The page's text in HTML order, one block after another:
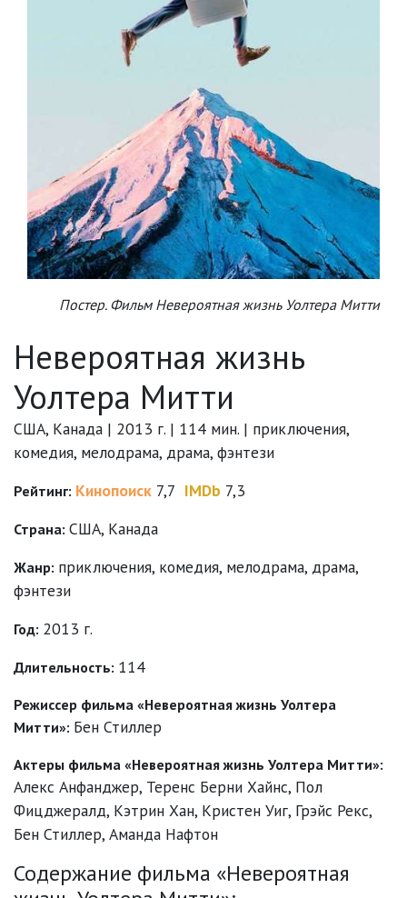
Постер. Фильм Невероятная жизнь Уолтера Митти
Невероятная жизнь
Уолтера Митти
США, Канада | 2013 г. | 114 мин. | приключения,
комедия, мелодрама, драма, фэнтези
Рейтинг: Кинопоиск 7,7 IMDb 7,3
Страна: США, Канада
Жанр: приключения, комедия, мелодрама, драма,
фэнтези
Год: 2013 г.
Длительность: 114
Режиссер фильма «Невероятная жизнь Уолтера
Митти»: Бен Стиллер
Актеры фильма «Невероятная жизнь Уолтера Митти»:
Алекс Анфанджер, Теренс Берни Хайнс, Пол
Фицджералд, Кэтрин Хан, Кристен Уиг, Грэйс Рекс,
Бен Стиллер, Аманда Нафтон
Содержание фильма «Невероятная